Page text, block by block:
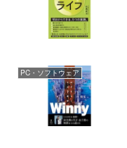
PC・ソフトウェア